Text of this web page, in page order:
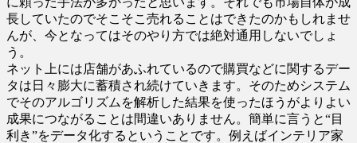
長していたのでそこそこ売れることはできたのかもしれませ
んが、今となってはそのやり方では絶対通用しないでしょ
う。
ネット上には店舗があふれているので購買などに関するデー
タは日々膨大に蓄積され続けていきます。そのためシステム
でそのアルゴリズムを解析した結果を使ったほうがよりよい
成果につながることは間違いありません。簡単に言うと“目
利き”をデータ化するということです。例えばインテリア家